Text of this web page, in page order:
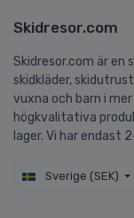
Skidresor.com
Skidresor.com är en
skidkläder,
vuxna och barn i mer
högkvalitativa
lager. Vi har endast
Sverige (SEK)